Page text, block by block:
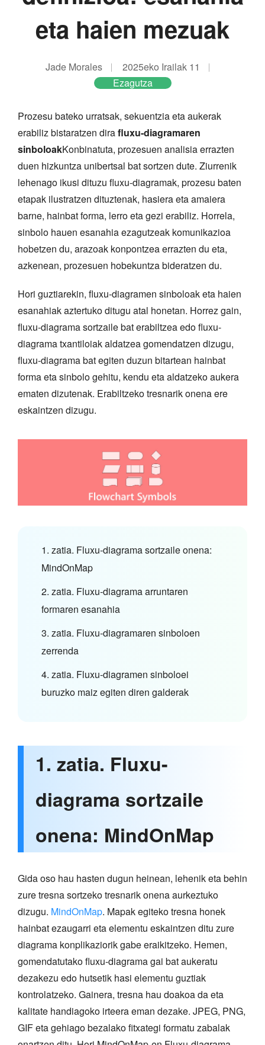
eta haien mezuak
Jade Morales
2025eko Irailak 11
Ezagutza
Prozesu bateko urratsak, sekuentzia eta aukerak
erabiliz bistaratzen dirafluxu-diagramaren
sinboloakKonbinatuta, prozesuen analisia errazten
duen hizkuntza unibertsal bat sortzen dute. Ziurrenik
lehenago ikusi dituzu fluxu-diagramak, prozesu baten
etapak ilustratzen dituztenak, hasiera eta amaiera
barne, hainbat forma, lerro eta gezi erabiliz. Horrela,
sinbolo hauen esanahia ezagutzeak komunikazioa
hobetzen du, arazoak konpontzea errazten du eta,
azkenean, prozesuen hobekuntza bideratzen du.
Hori guztiarekin, fluxu-diagramen sinboloak eta haien
esanahiak aztertuko ditugu atal honetan. Horrez gain,
fluxu-diagrama sortzaile bat erabiltzea edo fluxu-
diagrama txantiloiak aldatzea gomendatzen dizugu,
fluxu-diagrama bat egiten duzun bitartean hainbat
forma eta sinbolo gehitu, kendu eta aldatzeko aukera
ematen dizutenak. Erabiltzeko tresnarik onena ere
eskaintzen dizugu.
1. zatia. Fluxu-diagrama sortzaile onena:
MindOnMap
2. zatia. Fluxu-diagrama arruntaren
formaren esanahia
3. zatia. Fluxu-diagramaren sinboloen
zerrenda
4. zatia. Fluxu-diagramen sinboloei
buruzko maiz egiten diren galderak
1. zatia. Fluxu-
diagrama sortzaile
onena: MindOnMap
Gida oso hau hasten dugun heinean, lehenik eta behin
zure tresna sortzeko tresnarik onena aurkeztuko
dizugu. MindOnMap. Mapak egiteko tresna honek
hainbat ezaugarri eta elementu eskaintzen ditu zure
diagrama konplikaziorik gabe eraikitzeko. Hemen,
gomendatutako fluxu-diagrama gai bat aukeratu
dezakezu edo hutsetik hasi elementu guztiak
kontrolatzeko. Gainera, tresna hau doakoa da eta
kalitate handiagoko irteera eman dezake. JPEG, PNG,
GIF eta gehiago bezalako fitxategi formatu zabalak